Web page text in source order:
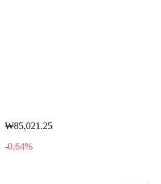
₩85,021.25
-0.64%